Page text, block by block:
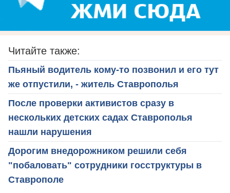
Читайте также:
Пьяный водитель кому-то позвонил и его тут
же отпустили, - житель Ставрополья
После проверки активистов сразу в
нескольких детских садах Ставрополья
нашли нарушения
Дорогим внедорожником решили себя
"побаловать" сотрудники госструктуры в
Ставрополе